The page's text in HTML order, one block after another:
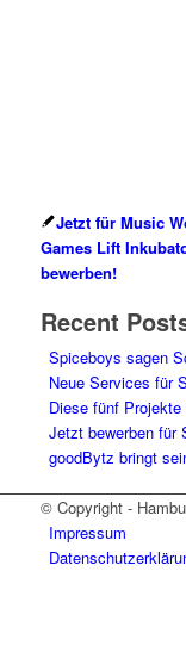
Jetzt für Music
Games Lift
bewerben!
Recent
Spiceboys sagen
Neue Services für
Diese fünf
Jetzt bewerben für
goodBytz bringt
© Copyright -
Impressum